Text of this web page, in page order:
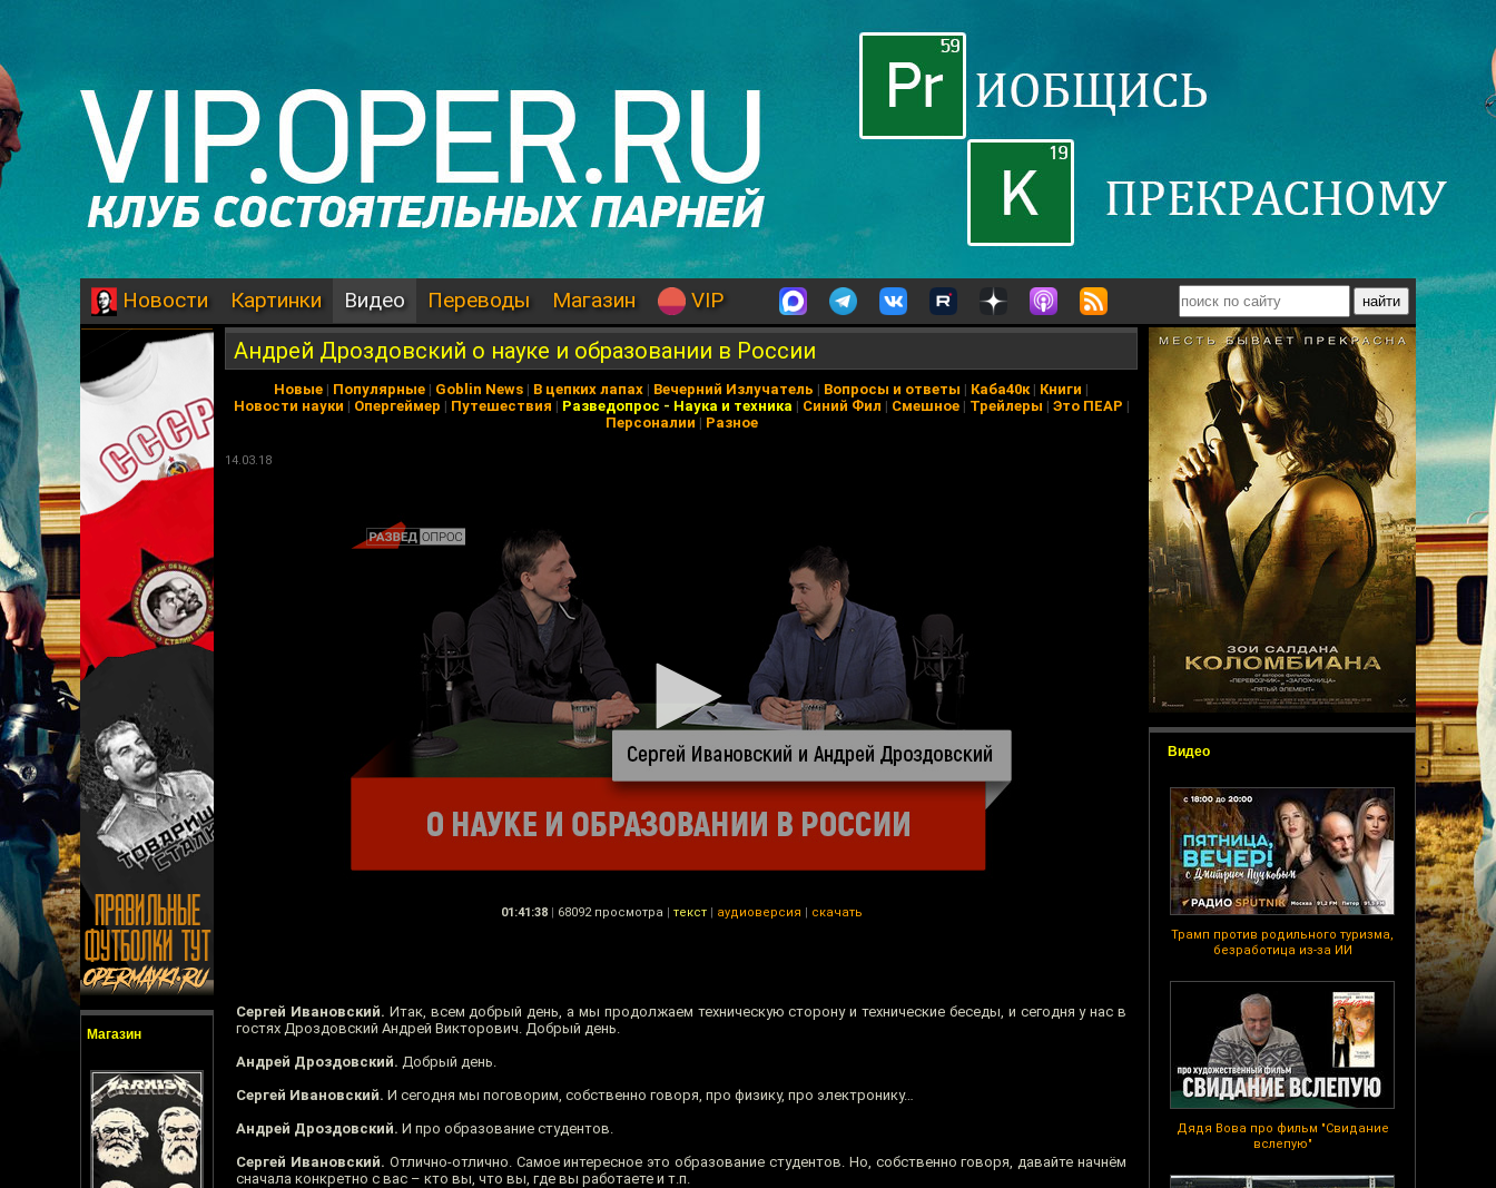
Новости Картинки Видео Переводы Магазин VIP
Магазин
Видео
Трамп против родильного туризма,
безработица из-за ИИ
Дядя Вова про фильм "Свидание
вслепую"
Андрей Дроздовский о науке и образовании в России
Новые | Популярные | Goblin News | В цепких лапах | Вечерний Излучатель | Вопросы и ответы | Каба40к| Книги |
Новости науки | Опергеймер | Путешествия | Разведопрос - Наука и техника | Синий Фил | Смешное| Трейлеры | Это ПЕАР |
Персоналии | Разное
14.03.18
01:41:38 | 68092 просмотра | текст | аудиоверсия | скачать
Сергей Ивановский. Итак, всем добрый день, а мы продолжаем техническую сторону и технические беседы, и сегодня у нас в
гостях Дроздовский Андрей Викторович. Добрый день.
Андрей Дроздовский. Добрый день.
Сергей Ивановский. И сегодня мы поговорим, собственно говоря, про физику, про электронику…
Андрей Дроздовский. И про образование студентов.
Сергей Ивановский. Отлично-отлично. Самое интересное это образование студентов. Но, собственно говоря, давайте начнём
сначала конкретно с вас – кто вы, что вы, где вы работаете и т.п.